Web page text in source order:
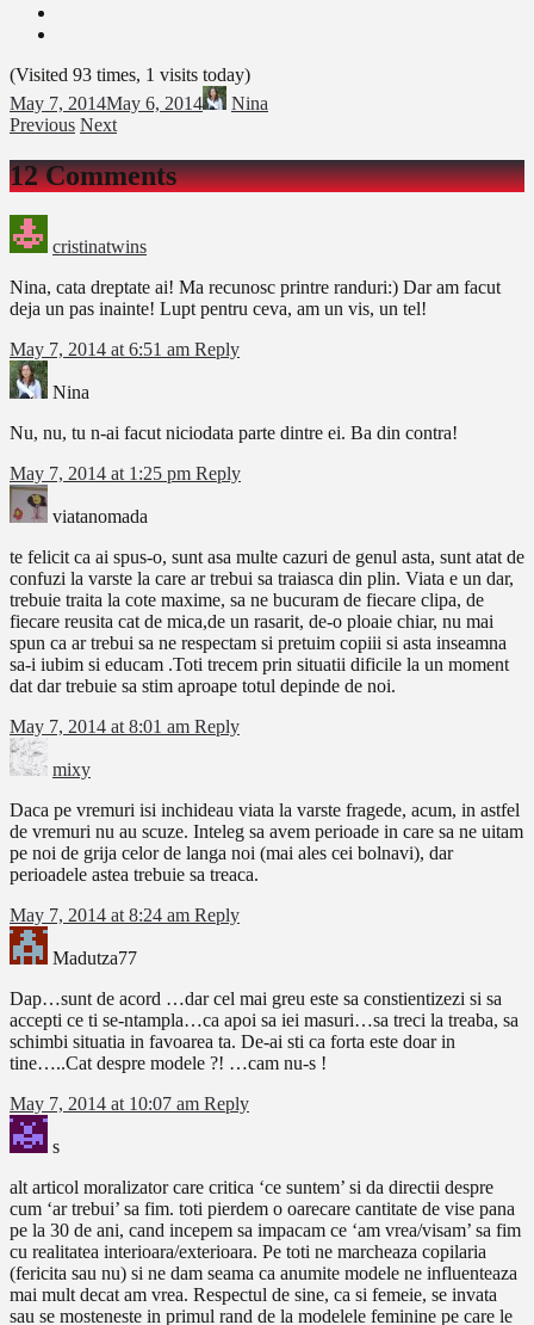
(Visited 93 times, 1 visits today)
May 7, 2014May 6, 2014
Nina
Previous Next
12 Comments
cristinatwins
Nina, cata dreptate ai! Ma recunosc printre randuri:) Dar am facut
deja un pas inainte! Lupt pentru ceva, am un vis, un tel!
May 7, 2014 at 6:51 am Reply
Nina
Nu, nu, tu n-ai facut niciodata parte dintre ei. Ba din contra!
May 7, 2014 at 1:25 pm Reply
viatanomada
te felicit ca ai spus-o, sunt asa multe cazuri de genul asta, sunt atat de
confuzi la varste la care ar trebui sa traiasca din plin. Viata e un dar,
trebuie traita la cote maxime, sa ne bucuram de fiecare clipa, de
fiecare reusita cat de mica,de un rasarit, de-o ploaie chiar, nu mai
spun ca ar trebui sa ne respectam si pretuim copiii si asta inseamna
sa-i iubim si educam .Toti trecem prin situatii dificile la un moment
dat dar trebuie sa stim aproape totul depinde de noi.
May 7, 2014 at 8:01 am Reply
mixy
Daca pe vremuri isi inchideau viata la varste fragede, acum, in astfel
de vremuri nu au scuze. Inteleg sa avem perioade in care sa ne uitam
pe noi de grija celor de langa noi (mai ales cei bolnavi), dar
perioadele astea trebuie sa treaca.
May 7, 2014 at 8:24 am Reply
Madutza77
Dap…sunt de acord …dar cel mai greu este sa constientizezi si sa
accepti ce ti se-ntampla…ca apoi sa iei masuri…sa treci la treaba, sa
schimbi situatia in favoarea ta. De-ai sti ca forta este doar in
tine…..Cat despre modele ?! …cam nu-s !
May 7, 2014 at 10:07 am Reply
s
alt articol moralizator care critica ‘ce suntem’ si da directii despre
cum ‘ar trebui’ sa fim. toti pierdem o oarecare cantitate de vise pana
pe la 30 de ani, cand incepem sa impacam ce ‘am vrea/visam’ sa fim
cu realitatea interioara/exterioara. Pe toti ne marcheaza copilaria
(fericita sau nu) si ne dam seama ca anumite modele ne influenteaza
mai mult decat am vrea. Respectul de sine, ca si femeie, se invata
sau se mosteneste in primul rand de la modelele feminine pe care le